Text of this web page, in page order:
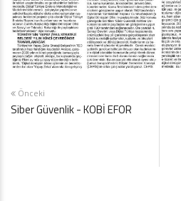
Önceki
Siber Güvenlik - KOBİ EFOR